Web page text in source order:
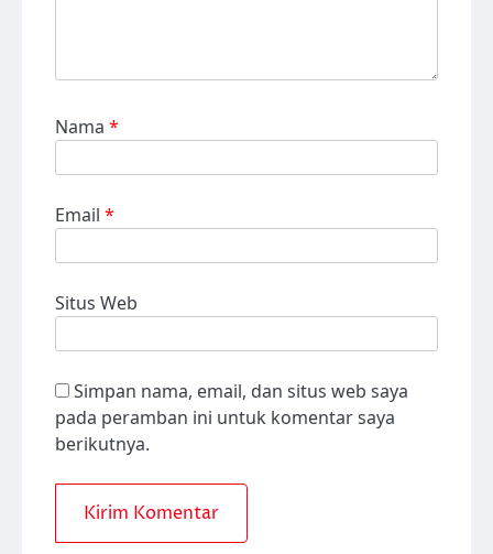
Nama *
Email *
Situs Web
Simpan nama, email, dan situs web saya
pada peramban ini untuk komentar saya
berikutnya.